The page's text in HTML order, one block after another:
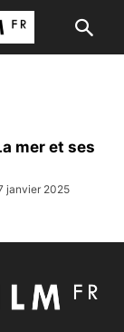
mer et ses
janvier 2025